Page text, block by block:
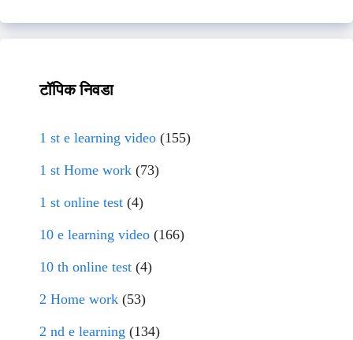
टॉपिक निवडा
1 st e learning video (155)
1 st Home work (73)
1 st online test (4)
10 e learning video (166)
10 th online test (4)
2 Home work (53)
2 nd e learning (134)